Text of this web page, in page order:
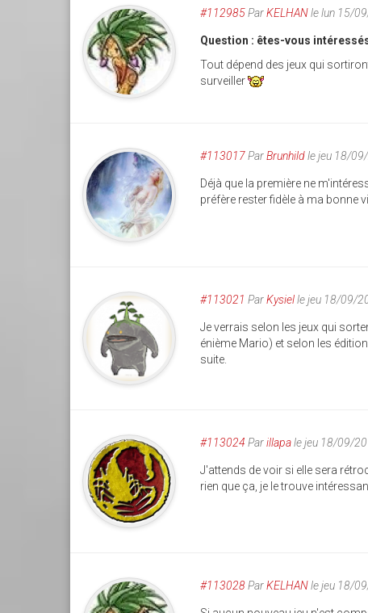
#112985ParKELHANle lun 15/
Question : êtes-vous
Tout dépend des jeux qui
surveiller
#113017ParBrunhildle jeu 18/
Déjà que la première ne
préfère rester fidèle à ma bonne
#113021 ParKysielle jeu 18/09/
Je verrais selon les jeux qui
énième Mario) et selon les
suite.
#113024 Parillapale jeu 18/09/
J'attends de voir si elle sera
rien que ça, je le trouve
#113028ParKELHANle jeu 18/